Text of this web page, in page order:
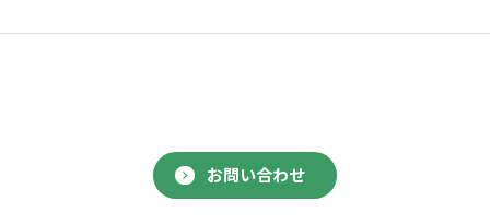
お問い合わせ